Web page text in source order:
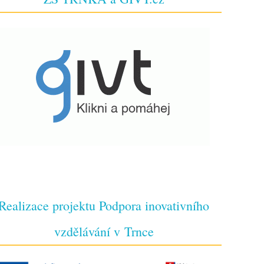
projektu Podpora inovativního
vzdělávání v Trnce